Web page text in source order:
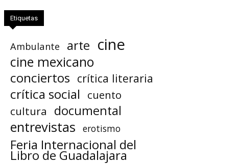
Etiquetas
Ambulante arte cine
cine mexicano
conciertos crítica literaria
crítica social
cuento
cultura
documental
entrevistas erotismo
Feria Internacional del
Libro de Guadalajara